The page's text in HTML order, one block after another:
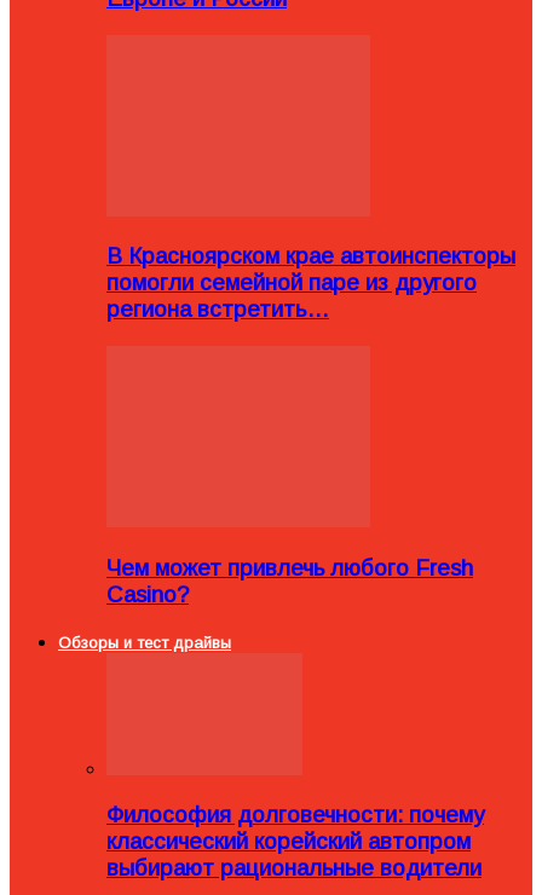
В Красноярском крае автоинспекторы
помогли семейной паре из другого
региона встретить…
Чем может привлечь любого Fresh
Casino?
Обзоры и тест драйвы
Философия долговечности: почему
классический корейский автопром
выбирают рациональные водители